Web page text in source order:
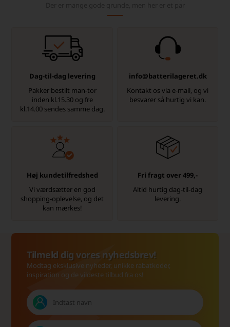
Dag-til-dag levering
Pakker bestilt man-tor
inden kl.15.30 og fre
kl.14.00 sendes samme dag.
info@batterilageret.dk
Kontakt os via e-mail, og vi
besvarer så hurtig vi kan.
Høj kundetilfredshed
Vi værdsætter en god
shopping-oplevelse, og det
kan mærkes!
Fri fragt over 499,-
Altid hurtig dag-til-dag
levering.
Tilmeld dig vores nyhedsbrev!
Modtag eksklusive nyheder, unikke rabatkoder,
inspiration og de vildeste tilbud fra os!